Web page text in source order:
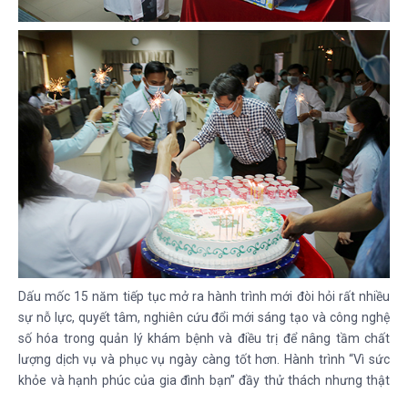
Dấu mốc 15 năm tiếp tục mở ra hành trình mới đòi hỏi rất nhiều
sự nỗ lực, quyết tâm, nghiên cứu đổi mới sáng tạo và công nghệ
số hóa trong quản lý khám bệnh và điều trị để nâng tầm chất
lượng dịch vụ và phục vụ ngày càng tốt hơn. Hành trình “Vì sức
khỏe và hạnh phúc của gia đình bạn” đầy thử thách nhưng thật